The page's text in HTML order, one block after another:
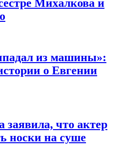
Михалкова и
из машины»:
о Евгении
заявила, что актер
носки на суше